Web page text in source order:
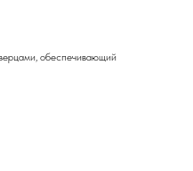
обеспечивающий